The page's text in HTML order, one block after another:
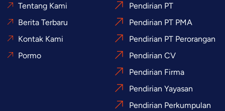
Tentang Kami
Berita Terbaru
Kontak Kami
Pormo
Pendirian PT
Pendirian PT PMA
Pendirian PT Perorangan
Pendirian CV
Pendirian Firma
Pendirian Yayasan
Pendirian Perkumpulan